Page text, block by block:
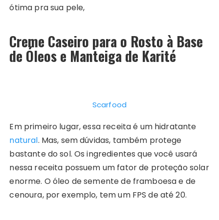
ótima pra sua pele,
Creme Caseiro para o Rosto à Base
de Óleos e Manteiga de Karité
Scarfood
Em primeiro lugar, essa receita é um hidratante
natural. Mas, sem dúvidas, também protege
bastante do sol. Os ingredientes que você usará
nessa receita possuem um fator de proteção solar
enorme. O óleo de semente de framboesa e de
cenoura, por exemplo, tem um FPS de até 20.